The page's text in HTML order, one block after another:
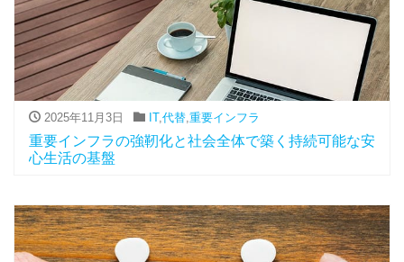
2025年11月3日 IT,代替,重要インフラ
重要インフラの強靭化と社会全体で築く持続可能な安
心生活の基盤